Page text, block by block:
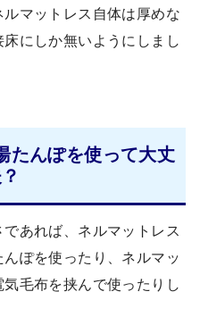
マットレス自体は厚めな
にしか無いようにしまし
たんぽを使って大丈
あれば、ネルマットレス
ぽを使ったり、ネルマッ
毛布を挟んで使ったりし